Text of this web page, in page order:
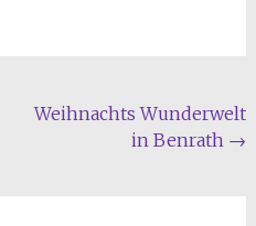
Weihnachts Wunderwelt
in Benrath →